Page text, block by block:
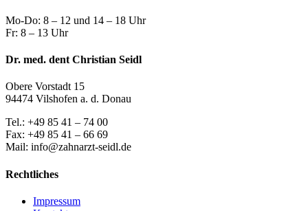
Mo-Do: 8 – 12 und 14 – 18 Uhr
Fr: 8 – 13 Uhr
Dr. med. dent Christian Seidl
Obere Vorstadt 15
94474 Vilshofen a. d. Donau
Tel.: +49 85 41 – 74 00
Fax: +49 85 41 – 66 69
Mail: info@zahnarzt-seidl.de
Rechtliches
Impressum